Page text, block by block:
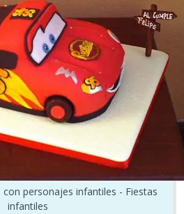
personajes infantiles - Fiestas
infantiles